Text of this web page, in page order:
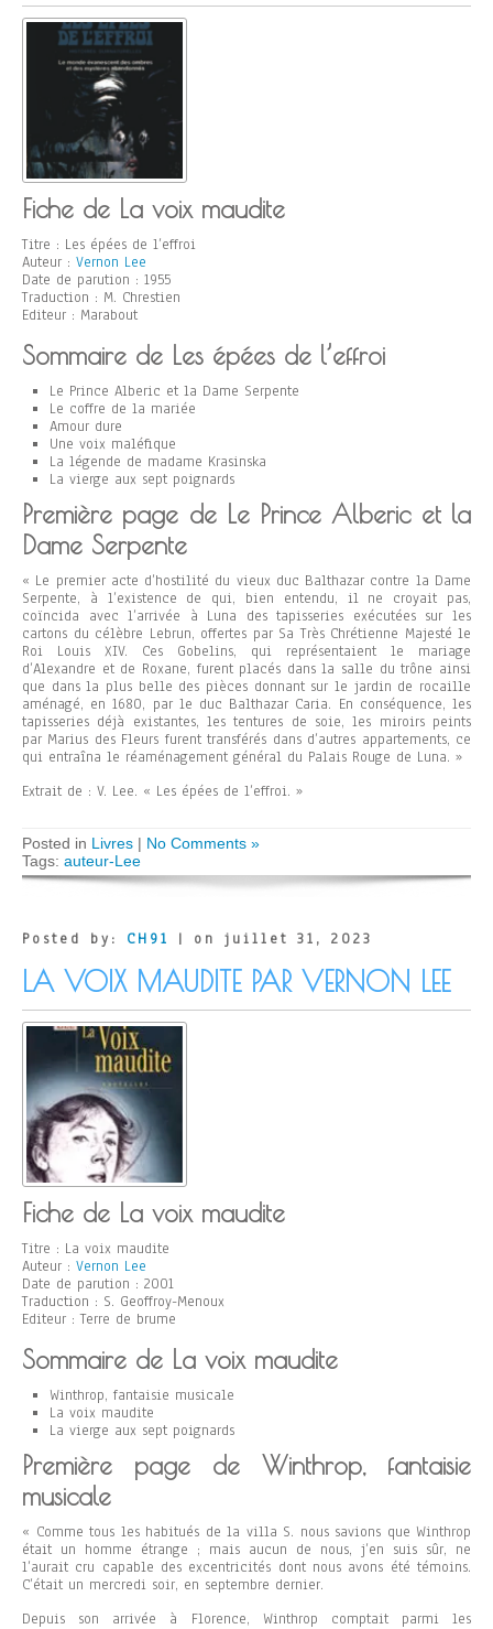
Fiche de La voix maudite
Titre : Les épées de l’effroi
Auteur : Vernon Lee
Date de parution : 1955
Traduction : M. Chrestien
Editeur : Marabout
Sommaire de Les épées de l’effroi
Le Prince Alberic et la Dame Serpente
Le coffre de la mariée
Amour dure
Une voix maléfique
La légende de madame Krasinska
La vierge aux sept poignards
Première page de Le Prince Alberic et la
Dame Serpente
« Le premier acte d’hostilité du vieux duc Balthazar contre la Dame
Serpente, à l’existence de qui, bien entendu, il ne croyait pas,
coïncida avec l’arrivée à Luna des tapisseries exécutées sur les
cartons du célèbre Lebrun, offertes par Sa Très Chrétienne Majesté le
Roi Louis XIV. Ces Gobelins, qui représentaient le mariage
d’Alexandre et de Roxane, furent placés dans la salle du trône ainsi
que dans la plus belle des pièces donnant sur le jardin de rocaille
aménagé, en 1680, par le duc Balthazar Caria. En conséquence, les
tapisseries déjà existantes, les tentures de soie, les miroirs peints
par Marius des Fleurs furent transférés dans d’autres appartements, ce
qui entraîna le réaménagement général du Palais Rouge de Luna. »
Extrait de : V. Lee. « Les épées de l’effroi. »
Posted in Livres | No Comments »
Tags: auteur-Lee
Posted by: CH91 | on juillet 31, 2023
LA VOIX MAUDITE PAR VERNON LEE
Fiche de La voix maudite
Titre : La voix maudite
Auteur : Vernon Lee
Date de parution : 2001
Traduction : S. Geoffroy-Menoux
Editeur : Terre de brume
Sommaire de La voix maudite
Winthrop, fantaisie musicale
La voix maudite
La vierge aux sept poignards
Première page de Winthrop, fantaisie
musicale
« Comme tous les habitués de la villa S. nous savions que Winthrop
était un homme étrange ; mais aucun de nous, j’en suis sûr, ne
l’aurait cru capable des excentricités dont nous avons été témoins.
C’était un mercredi soir, en septembre dernier.
Depuis son arrivée à Florence, Winthrop comptait parmi les